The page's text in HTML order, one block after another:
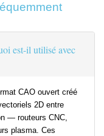
est-il utilisé avec
CAO ouvert créé
2D entre
— routeurs CNC,
plasma. Ces